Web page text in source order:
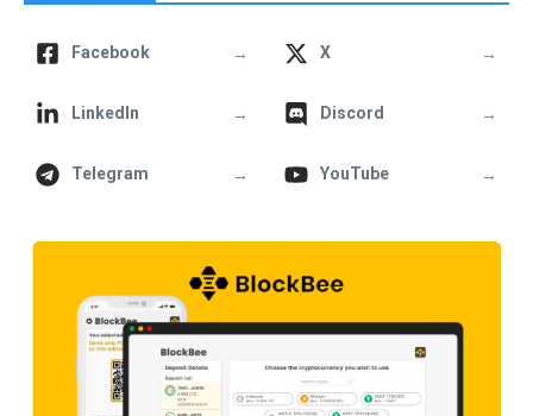
Facebook → X →
LinkedIn → Discord →
Telegram → YouTube →